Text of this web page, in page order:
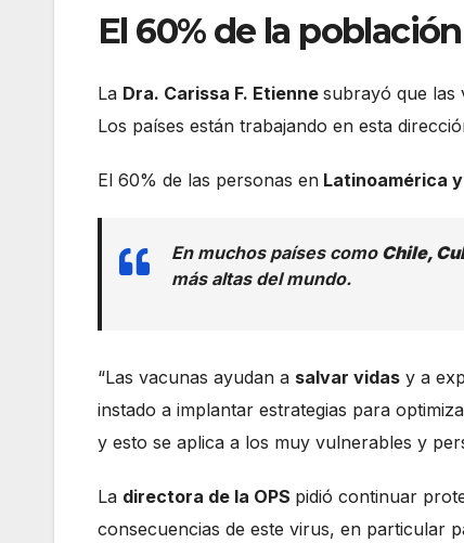
El 60% de la
La Dra. Carissa F. Etienne subrayó que las
Los países están trabajando en esta
El 60% de las personas en Latinoamérica
En muchos países como Chile,
más altas del mundo.
“Las vacunas ayudan a salvar vidas y a
instado a implantar estrategias para
y esto se aplica a los muy vulnerables y
La directora de la OPS pidió continuar
consecuencias de este virus, en particular